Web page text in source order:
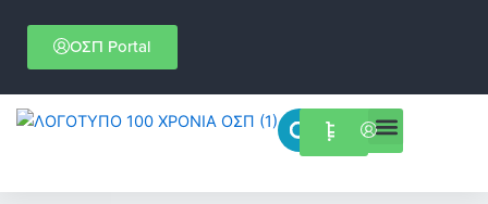
περιεχόμενο
ΟΣΠ Portal
Menu